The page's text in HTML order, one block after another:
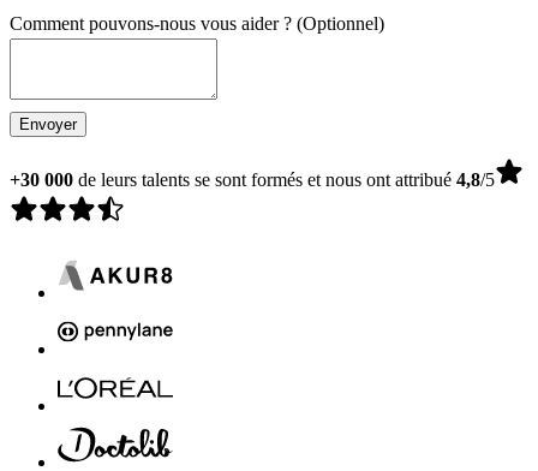
Comment pouvons-nous vous aider ? (Optionnel)
Envoyer
+30 000 de leurs talents se sont formés et nous ont attribué 4,8/5